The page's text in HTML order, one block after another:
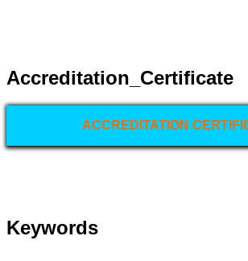
Accreditation_Certificate
ACCREDITATION
Keywords